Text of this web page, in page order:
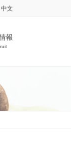
中文
報